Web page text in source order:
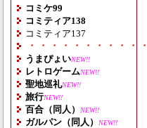
コミケ99
コミティア138
コミティア137
・・・・・・・・・・
うまぴょいNEW!!
レトロゲームNEW!!
聖地巡礼NEW!!
旅行NEW!!
百合（同人） NEW!!
ガルパン（同人） NEW!!